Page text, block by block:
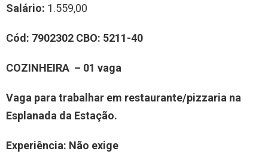
Salário: 1.559,00
Cód: 7902302 CBO: 5211-40
COZINHEIRA – 01 vaga
Vaga para trabalhar em restaurante/pizzaria na
Esplanada da Estação.
Experiência: Não exige